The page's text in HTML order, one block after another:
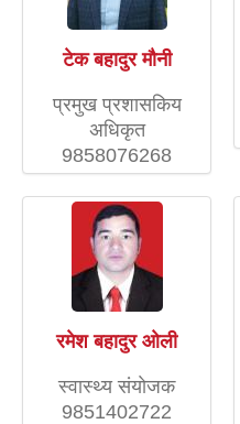
टेक बहादुर मौनी
प्रमुख प्रशासकिय
अधिकृत
9858076268
रमेश बहादुर ओली
स्वास्थ्य संयाेजक
9851402722